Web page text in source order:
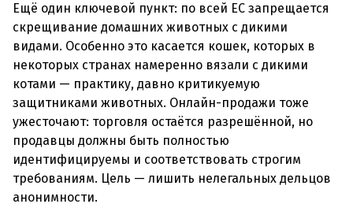
Ещё один ключевой пункт: по всей ЕС запрещается
скрещивание домашних животных с дикими
видами. Особенно это касается кошек, которых в
некоторых странах намеренно вязали с дикими
котами — практику, давно критикуемую
защитниками животных. Онлайн-продажи тоже
ужесточают: торговля остаётся разрешённой, но
продавцы должны быть полностью
идентифицируемы и соответствовать строгим
требованиям. Цель — лишить нелегальных дельцов
анонимности.